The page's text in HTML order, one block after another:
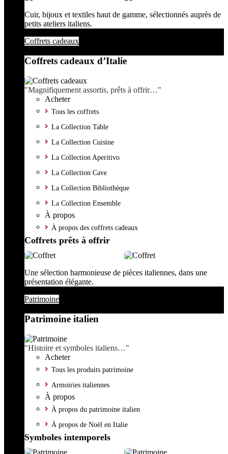
Cuir, bijoux et textiles haut de gamme, sélectionnés auprès de
petits ateliers italiens.
Coffrets cadeaux
Coffrets cadeaux d’Italie
"Magnifiquement assortis, prêts à offrir…"
Acheter
Tous les coffrets
La Collection Table
La Collection Cuisine
La Collection Aperitivo
La Collection Cave
La Collection Bibliothèque
La Collection Ensemble
À propos
À propos des coffrets cadeaux
Coffrets prêts à offrir
Une sélection harmonieuse de pièces italiennes, dans une
présentation élégante.
Patrimoine
Patrimoine italien
"Histoire et symboles italiens…"
Acheter
Tous les produits patrimoine
Armoiries italiennes
À propos
À propos du patrimoine italien
À propos de Noël en Italie
Symboles intemporels